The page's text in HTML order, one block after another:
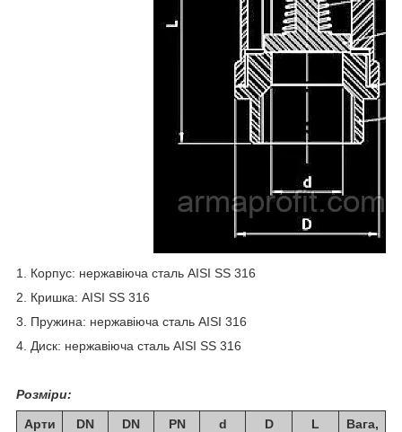
1. Корпус: нержавіюча сталь AISI SS 316
2. Кришка: AISI SS 316
3. Пружина: нержавіюча сталь AISI 316
4. Диск: нержавіюча сталь AISI SS 316
Розміри:
Арти
DN DN PN d D L
Вага,